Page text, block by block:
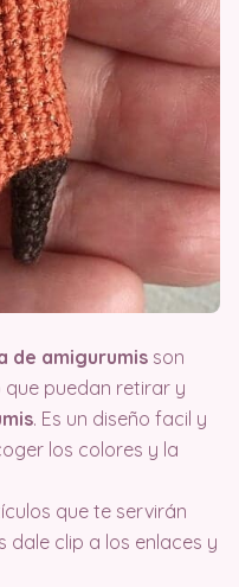
de amigurumis son
que puedan retirar y
. Es un diseño facil y
los colores y la
que te servirán
dale clip a los enlaces y